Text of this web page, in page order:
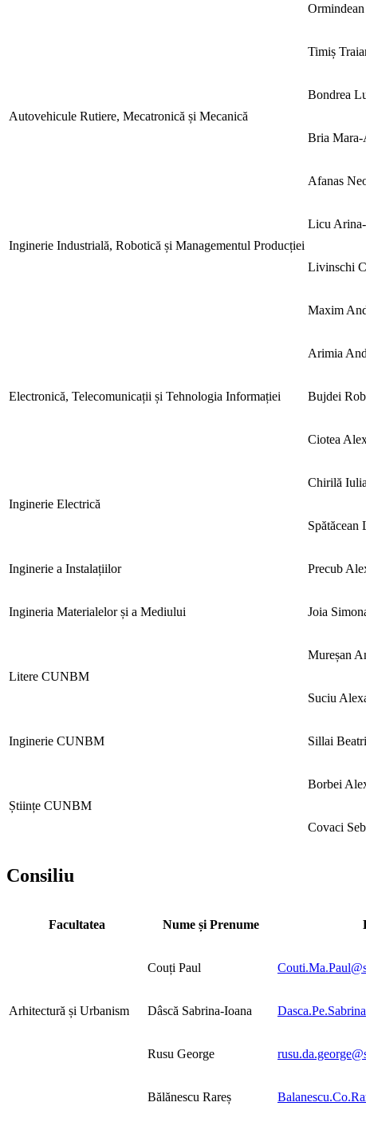
Timiș
Autovehicule Rutiere, Mecatronică și Mecanică
Bondrea
Bria Mara-
Inginerie Industrială, Robotică și Managementul Producției
Afanas
Licu
Livinschi
Maxim
Electronică, Telecomunicații și Tehnologia Informației
Arimia
Bujdei
Ciotea
Inginerie Electrică
Chirilă
Spătăcean
Inginerie a Instalațiilor Precub
Ingineria Materialelor și a Mediului Joia
Litere CUNBM
Mureșan
Suciu
Inginerie CUNBM Sillai
Științe CUNBM
Borbei
Covaci
Consiliu
Facultatea Nume și Prenume
Arhitectură și Urbanism
Couți Paul
Dâscă Sabrina-Ioana
Rusu George
Bălănescu Rareș